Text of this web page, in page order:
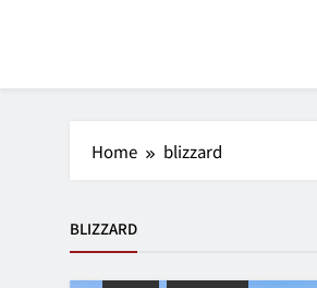
Home blizzard
BLIZZARD